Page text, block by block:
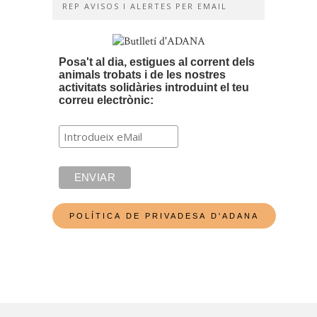
REP AVISOS I ALERTES PER EMAIL
Posa't al dia, estigues al corrent dels
animals trobats i de les nostres
activitats solidàries introduint el teu
correu electrònic: